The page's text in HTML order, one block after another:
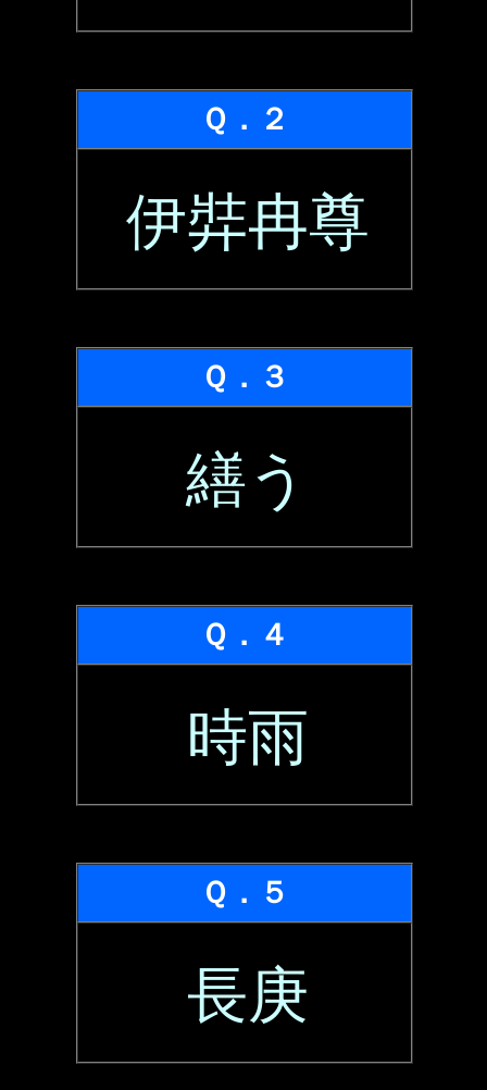
Ｑ．２
伊弉冉尊
Ｑ．３
繕う
Ｑ．４
時雨
Ｑ．５
長庚